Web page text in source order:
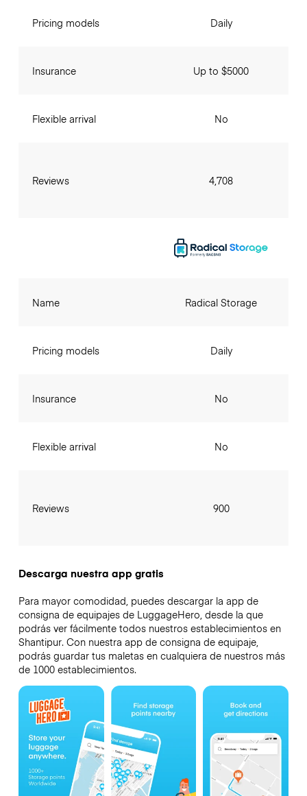
Pricing models
Insurance
Flexible arrival
Reviews
Daily
Up to $5000
No
4,708
Name
Pricing models
Insurance
Flexible arrival
Reviews
Radical Storage
Daily
No
No
900
Descarga nuestra app gratis
Para mayor comodidad, puedes descargar la app de
consigna de equipajes de LuggageHero, desde la que
podrás ver fácilmente todos nuestros establecimientos en
Shantipur. Con nuestra app de consigna de equipaje,
podrás guardar tus maletas en cualquiera de nuestros más
de 1000 establecimientos.